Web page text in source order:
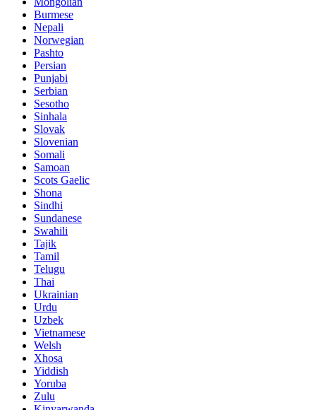
Burmese
Nepali
Norwegian
Pashto
Persian
Punjabi
Serbian
Sesotho
Sinhala
Slovak
Slovenian
Somali
Samoan
Scots Gaelic
Shona
Sindhi
Sundanese
Swahili
Tajik
Tamil
Telugu
Thai
Ukrainian
Urdu
Uzbek
Vietnamese
Welsh
Xhosa
Yiddish
Yoruba
Zulu